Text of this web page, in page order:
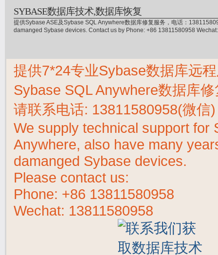
SYBASE数据库技术,数据库恢复
提供Sybase ASE及Sybase SQL Anywhere数据库修复服务，电话：
damanged Sybase devices. Contact us by Phone: +86 13811580958
提供7*24专业Sybase数据库远
Sybase SQL Anywhere数据库
请联系电话: 13811580958(微信
We supply technical support for
Anywhere, also have many
damanged Sybase devices.
Please contact us:
Phone: +86 13811580958
Wechat: 13811580958